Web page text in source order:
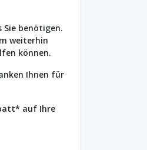
Sie benötigen.
weiterhin
können.
Ihnen für
auf Ihre